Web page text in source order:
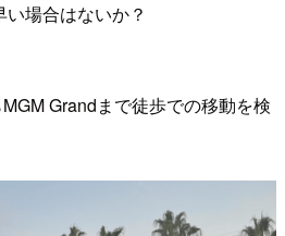
場合はないか？
Grandまで徒歩での移動を検